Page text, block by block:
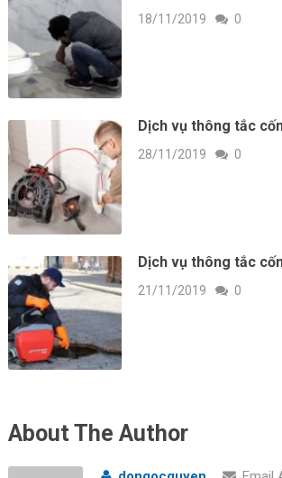
18/11/2019 0
Dịch vụ thông tắc
28/11/2019 0
Dịch vụ thông tắc
21/11/2019 0
About The Author